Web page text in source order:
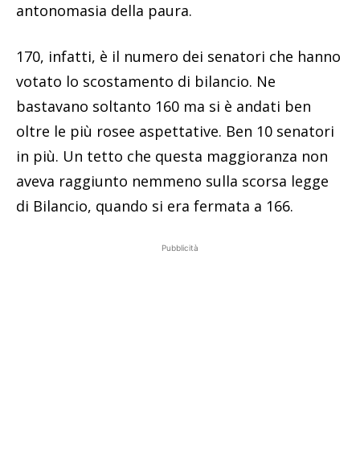
antonomasia della paura.
170, infatti, è il numero dei senatori che hanno
votato lo scostamento di bilancio. Ne
bastavano soltanto 160 ma si è andati ben
oltre le più rosee aspettative. Ben 10 senatori
in più. Un tetto che questa maggioranza non
aveva raggiunto nemmeno sulla scorsa legge
di Bilancio, quando si era fermata a 166.
Pubblicità